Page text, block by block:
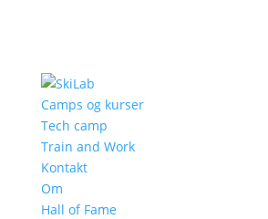
Camps og kurser
Tech camp
Train and Work
Kontakt
Om
Hall of Fame